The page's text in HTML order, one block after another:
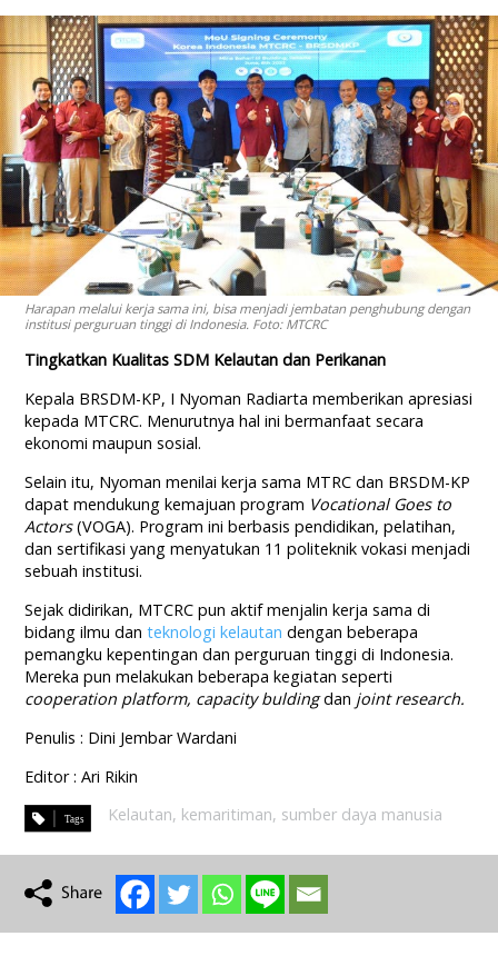
Harapan melalui kerja sama ini, bisa menjadi jembatan penghubung dengan
institusi perguruan tinggi di Indonesia. Foto: MTCRC
Tingkatkan Kualitas SDM Kelautan dan Perikanan
Kepala BRSDM-KP, I Nyoman Radiarta memberikan apresiasi
kepada MTCRC. Menurutnya hal ini bermanfaat secara
ekonomi maupun sosial.
Selain itu, Nyoman menilai kerja sama MTRC dan BRSDM-KP
dapat mendukung kemajuan program Vocational Goes to
Actors(VOGA). Program ini berbasis pendidikan, pelatihan,
dan sertifikasi yang menyatukan 11 politeknik vokasi menjadi
sebuah institusi.
Sejak didirikan, MTCRC pun aktif menjalin kerja sama di
bidang ilmu danteknologi kelautan dengan beberapa
pemangku kepentingan dan perguruan tinggi di Indonesia.
Mereka pun melakukan beberapa kegiatan seperti
cooperation platform, capacity buldingdan joint research.
Penulis : Dini Jembar Wardani
Editor : Ari Rikin
Kelautan, kemaritiman, sumber daya manusia